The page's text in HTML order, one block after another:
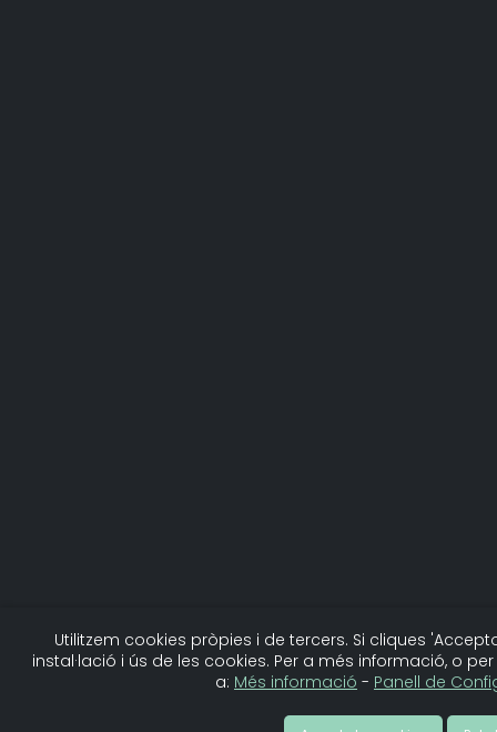
Utilitzem cookies pròpies i de tercers. Si cliques
instal·lació i ús de les cookies. Per a més informació, o
a: Més informació - Panell de